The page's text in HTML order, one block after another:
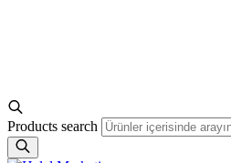
Products search